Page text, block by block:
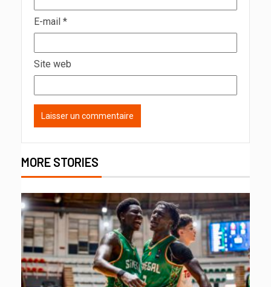
E-mail *
Site web
MORE STORIES